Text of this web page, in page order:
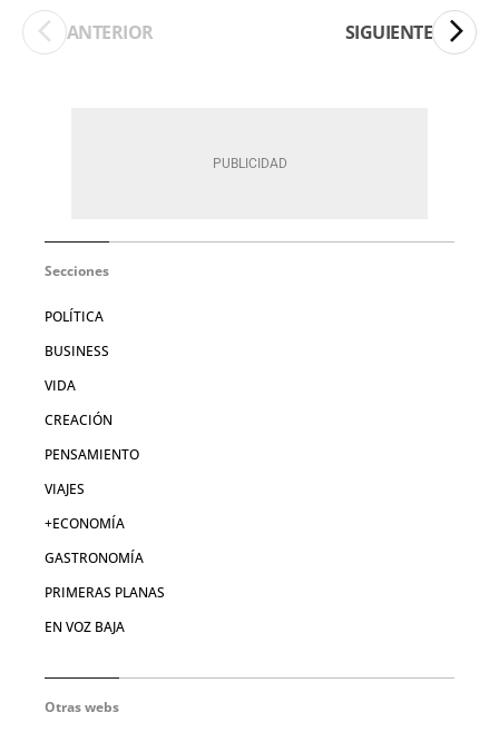
ANTERIOR SIGUIENTE
Secciones
POLÍTICA
BUSINESS
VIDA
CREACIÓN
PENSAMIENTO
VIAJES
+ECONOMÍA
GASTRONOMÍA
PRIMERAS PLANAS
EN VOZ BAJA
Otras webs